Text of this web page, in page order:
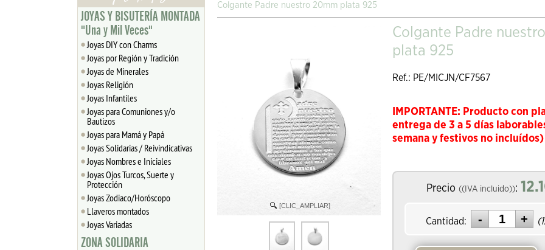
JOYAS Y BISUTERÍA MONTADA
"Una y Mil Veces"
Joyas DIY con Charms
Joyas por Región y Tradición
Joyas de Minerales
Joyas Religión
Joyas Infantiles
Joyas para Comuniones y/o
Bautizos
Joyas para Mamá y Papá
Joyas Solidarias / Reivindicativas
Joyas Nombres e Iniciales
Joyas Ojos Turcos, Suerte y
Protección
Joyas Zodiaco/Horóscopo
Llaveros montados
Joyas Variadas
ZONA SOLIDARIA
Colgante Padre nuestro 20mm plata 925
[CLIC_AMPLIAR]
Colgante Padre
plata 925
Ref.: PE/MICJN/CF7567
IMPORTANTE: Producto con
entrega de 3 a 5 días
semana y festivos no incluídos)
Precio ((IVA incluido)):
Cantidad: (